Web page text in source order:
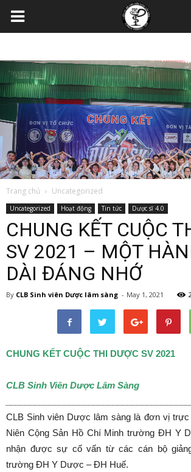
Trang chủ Uncategorized
Uncategorized Hoạt động Tin tức Dược sĩ 4.0
CHUNG KẾT CUỘC
SV 2021 – MỘT
DÀI ĐÁNG NHỚ
By CLB Sinh viên Dược lâm sàng - May 1, 2021
CHUNG KẾT CUỘC THI DƯỢC SV 2021
CLB Sinh Viên Dược Lâm Sàng
CLB Sinh viên Dược lâm sàng là đơn vị
Niên Cộng Sản Hồ Chí Minh trường ĐH Y
nhận được sự cố vấn từ các cán bộ
trường ĐH Y Dược – ĐH Huế.